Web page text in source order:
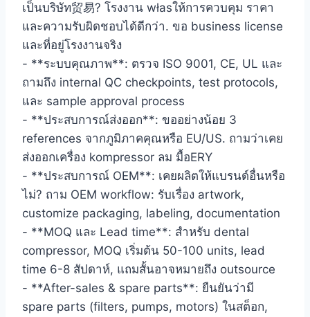
เป็นบริษัท贸易? โรงงาน własให้การควบคุม ราคา
และความรับผิดชอบได้ดีกว่า. ขอ business license
และที่อยู่โรงงานจริง
- **ระบบคุณภาพ**: ตรวจ ISO 9001, CE, UL และ
ถามถึง internal QC checkpoints, test protocols,
และ sample approval process
- **ประสบการณ์ส่งออก**: ขออย่างน้อย 3
references จากภูมิภาคคุณหรือ EU/US. ถามว่าเคย
ส่งออกเครื่อง kompressor ลม มื้อERY
- **ประสบการณ์ OEM**: เคยผลิตให้แบรนด์อื่นหรือ
ไม่? ถาม OEM workflow: รับเรื่อง artwork,
customize packaging, labeling, documentation
- **MOQ และ Lead time**: สำหรับ dental
compressor, MOQ เริ่มต้น 50-100 units, lead
time 6-8 สัปดาห์, แถมสั้นอาจหมายถึง outsource
- **After-sales & spare parts**: ยืนยันว่ามี
spare parts (filters, pumps, motors) ในสต็อก,